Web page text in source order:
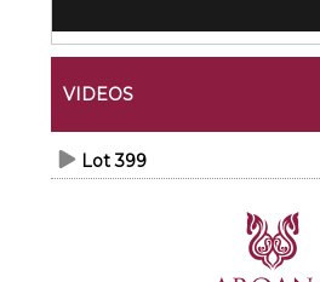
VIDEOS
Lot 399